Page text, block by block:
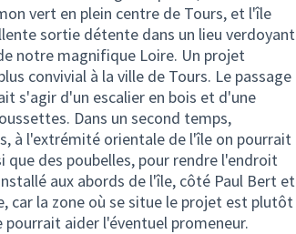
vert en plein centre de Tours, et l'île
sortie détente dans un lieu verdoyant
notre magnifique Loire. Un projet
convivial à la ville de Tours. Le passage
s'agir d'un escalier en bois et d'une
Dans un second temps,
à l'extrémité orientale de l'île on pourrait
que des poubelles, pour rendre l'endroit
aux abords de l'île, côté Paul Bert et
car la zone où se situe le projet est plutôt
aider l'éventuel promeneur.